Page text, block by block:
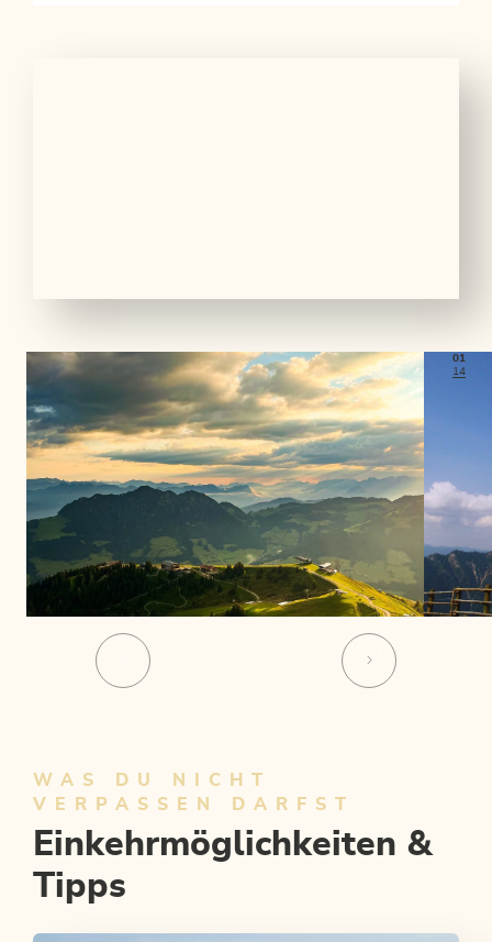
01
14
WAS DU NICHT
VERPASSEN DARFST
Einkehrmöglichkeiten &
Tipps